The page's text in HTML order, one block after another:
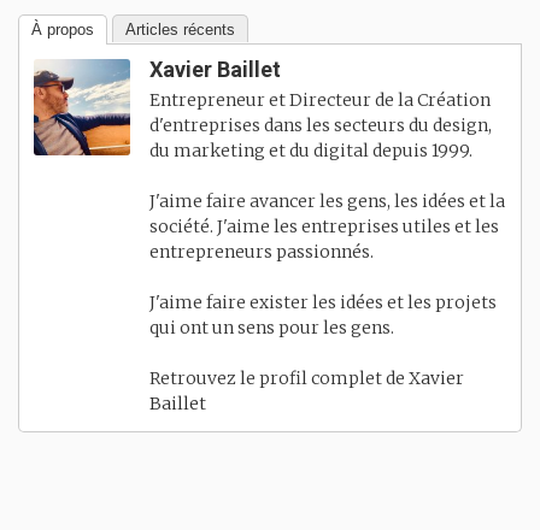
À propos Articles récents
Xavier Baillet
Entrepreneur et Directeur de la Création
d'entreprises dans les secteurs du design,
du marketing et du digital depuis 1999.
J'aime faire avancer les gens, les idées et la
société. J'aime les entreprises utiles et les
entrepreneurs passionnés.
J'aime faire exister les idées et les projets
qui ont un sens pour les gens.
Retrouvez le profil complet de Xavier
Baillet